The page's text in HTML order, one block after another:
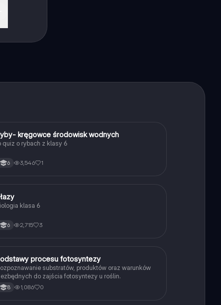
Biologiakręgowce środowisk wodnych
quiz o rybach z klasy 6
6 3,546 1
Biologia
klasa 6
6 2,715 3
Biologia procesu fotosyntezy
substratów, produktów oraz warunków
do zajścia fotosyntezy u roślin.
8 1,086 0